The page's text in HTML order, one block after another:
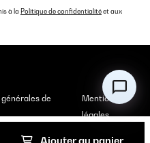
Ajouter au panier
à la Politique de confidentialitéet aux
de
Mentions
légales